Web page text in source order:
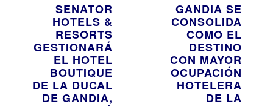
SENATOR
HOTELS &
RESORTS
GESTIONARÁ
EL HOTEL
BOUTIQUE
DE LA DUCAL
DE GANDIA,
GANDIA SE
CONSOLIDA
COMO EL
DESTINO
CON MAYOR
OCUPACIÓN
HOTELERA
DE LA